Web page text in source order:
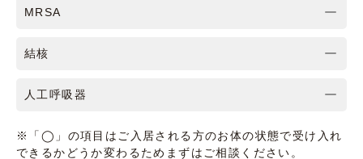
MRSA
結核
人工呼吸器
※「◯」の項目はご入居される方のお体の状態で受け入れ
できるかどうか変わるためまずはご相談ください。